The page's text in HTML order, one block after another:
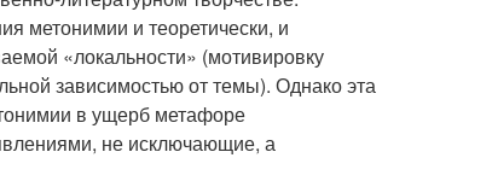
метонимии и теоретически, и
«локальности» (мотивировку
зависимостью от темы). Однако эта
в ущерб метафоре
не исключающие, а